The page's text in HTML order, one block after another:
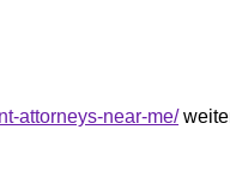
attorneys-near-me/